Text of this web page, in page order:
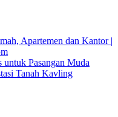
Apartemen dan Kantor |
Pasangan Muda
Tanah Kavling